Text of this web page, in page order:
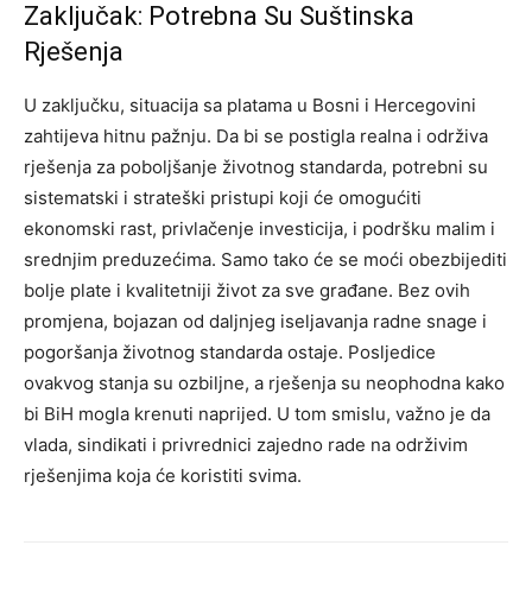
Zaključak: Potrebna Su Suštinska
Rješenja
U zaključku, situacija sa platama u Bosni i Hercegovini
zahtijeva hitnu pažnju. Da bi se postigla realna i održiva
rješenja za poboljšanje životnog standarda, potrebni su
sistematski i strateški pristupi koji će omogućiti
ekonomski rast, privlačenje investicija, i podršku malim i
srednjim preduzećima. Samo tako će se moći obezbijediti
bolje plate i kvalitetniji život za sve građane. Bez ovih
promjena, bojazan od daljnjeg iseljavanja radne snage i
pogoršanja životnog standarda ostaje. Posljedice
ovakvog stanja su ozbiljne, a rješenja su neophodna kako
bi BiH mogla krenuti naprijed. U tom smislu, važno je da
vlada, sindikati i privrednici zajedno rade na održivim
rješenjima koja će koristiti svima.